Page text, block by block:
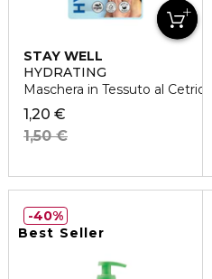
STAY WELL
HYDRATING
Maschera in Tessuto al Cetriolo
1,20 €
1,50 €
Best Seller
40%